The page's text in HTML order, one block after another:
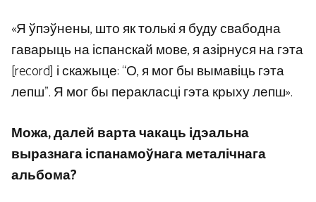
«Я ўпэўнены, што як толькі я буду свабодна
гаварыць на іспанскай мове, я азірнуся на гэта
[record] і скажыце: “О, я мог бы вымавіць гэта
лепш”. Я мог бы перакласці гэта крыху лепш».
Можа, далей варта чакаць ідэальна
выразнага іспанамоўнага металічнага
альбома?